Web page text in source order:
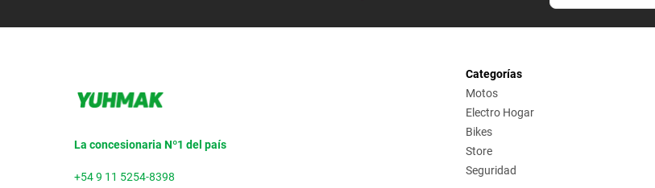
La concesionaria Nº1 del país
+54 9 11 5254-8398
Categorías
Motos
Electro Hogar
Bikes
Store
Seguridad